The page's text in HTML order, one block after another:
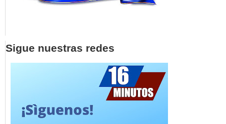
Sigue nuestras redes